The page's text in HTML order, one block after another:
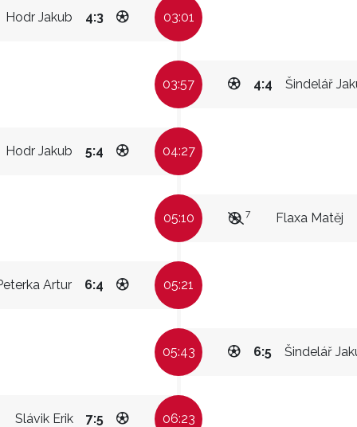
Hodr Jakub 4:3 03:01
03:57 Šindelář
4:4
Hodr Jakub 5:4 04:27
05:10 Flaxa Matěj
7
Artur 6:4 05:21
05:43 Šindelář
6:5
Slávik Erik 7:5 06:23